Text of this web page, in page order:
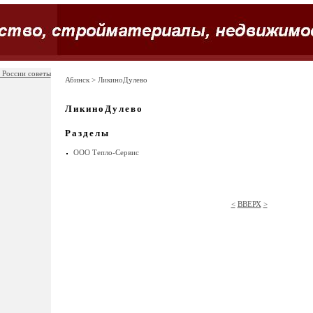
советы
Абинск> ЛикиноДулево
ЛикиноДулево
Разделы
ООО Тепло-Сервис
< ВВЕРХ >